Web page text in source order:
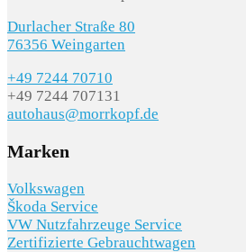
Durlacher Straße 80
76356 Weingarten
+49 7244 70710
+49 7244 707131
autohaus@morrkopf.de
Marken
Volkswagen
Škoda Service
VW Nutzfahrzeuge Service
Zertifizierte Gebrauchtwagen